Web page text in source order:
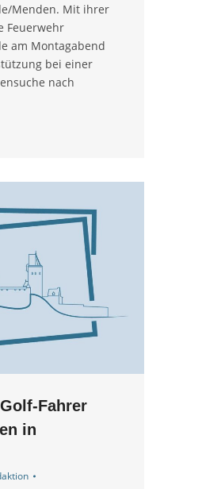
Menden. Mit ihrer
Feuerwehr
am Montagabend
bei einer
nach
Fahrer
in